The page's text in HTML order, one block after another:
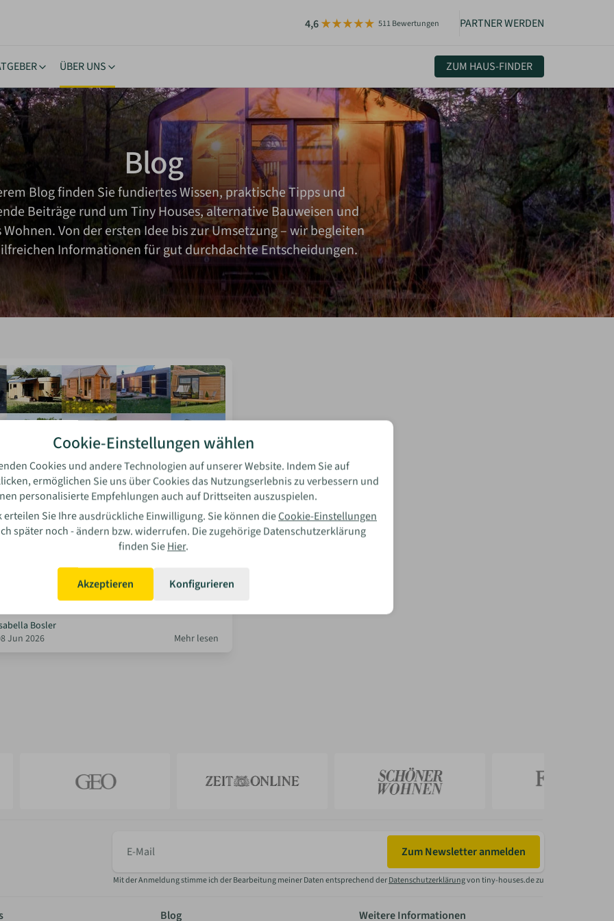
4,6 511 Bewertungen PARTNER WERDEN
& Autarkie
einholen
Lernen & Inspiration
eBooks
Bücher
Workshops
Inspiration
Aktuelles & Community
Newsletter
Neuigkeiten
Vorgaben
Wohnen
ÜBER UNS ZUM HAUS-FINDER
Blog
Blog finden Sie fundiertes Wissen, praktische Tipps und
Beiträge rund um Tiny Houses, alternative Bauweisen und
Von der ersten Idee bis zur Umsetzung – wir begleiten
Informationen für gut durchdachte Entscheidungen.
Tiny House Park in Berlin
von einem Tiny House, aber findest keinen
In Berlin ist ein neuer Tiny House Park mit
und Musterhäusern in Planung!
Bosler
Jun 2026
Mehr lesen
Cookie-Einstellungen wählen
Cookies und andere Technologien auf unserer Website. Indem Sie auf
ermöglichen Sie uns über Cookies das Nutzungserlebnis zu verbessern und
personalisierte Empfehlungen auch auf Drittseiten auszuspielen.
erteilen Sie Ihre ausdrückliche Einwilligung. Sie können dieCookie-Einstellungen
später noch - ändern bzw. widerrufen. Die zugehörige Datenschutzerklärung
finden SieHier.
Akzeptieren Konfigurieren
Mail
Zum Newsletter anmelden
Mit der Anmeldung stimme ich der Bearbeitung meiner Daten entsprechend derDatenschutzerklärungvon tiny-houses.de zu
Blog Weitere Informationen